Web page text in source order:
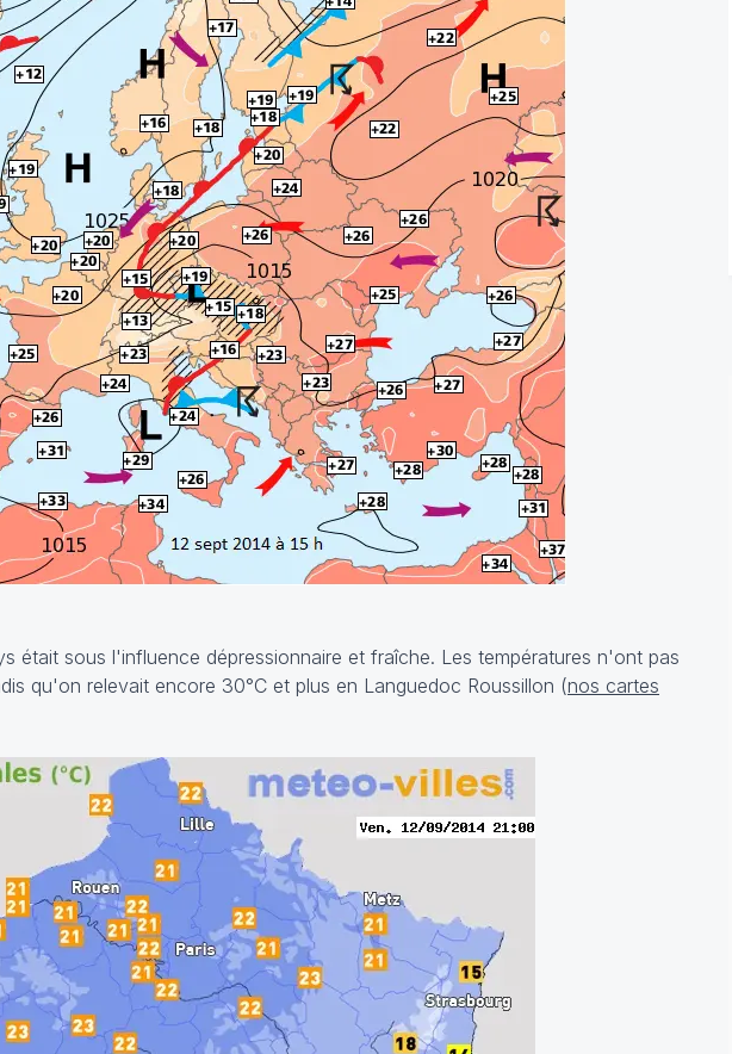
était sous l'influence dépressionnaire et fraîche. Les températures n'ont pas
qu'on relevait encore 30°C et plus en Languedoc Roussillon (nos cartes